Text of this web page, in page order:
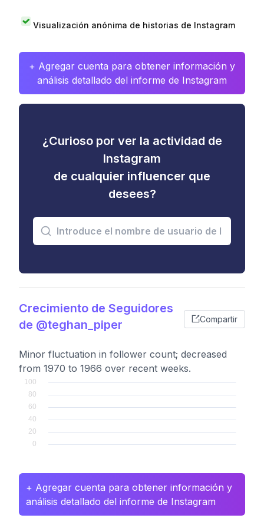
Visualización anónima de historias de Instagram
+ Agregar cuenta para obtener información y
análisis detallado del informe de Instagram
¿Curioso por ver la actividad de
Instagram
de cualquier influencer que
desees?
Crecimiento de Seguidores
de @teghan_piper
Compartir
Minor fluctuation in follower count; decreased
from 1970 to 1966 over recent weeks.
+ Agregar cuenta para obtener información y
análisis detallado del informe de Instagram